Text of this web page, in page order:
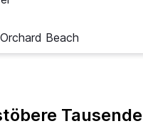
Beach
Tausende